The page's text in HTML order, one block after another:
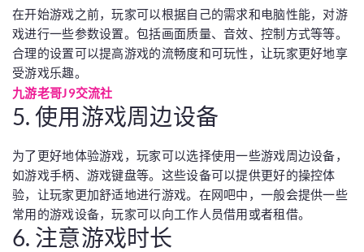
在开始游戏之前，玩家可以根据自己的需求和电脑性能，对游
戏进行一些参数设置。包括画面质量、音效、控制方式等等。
合理的设置可以提高游戏的流畅度和可玩性，让玩家更好地享
受游戏乐趣。
九游老哥J9交流社
5. 使用游戏周边设备
为了更好地体验游戏，玩家可以选择使用一些游戏周边设备，
如游戏手柄、游戏键盘等。这些设备可以提供更好的操控体
验，让玩家更加舒适地进行游戏。在网吧中，一般会提供一些
常用的游戏设备，玩家可以向工作人员借用或者租借。
6. 注意游戏时长